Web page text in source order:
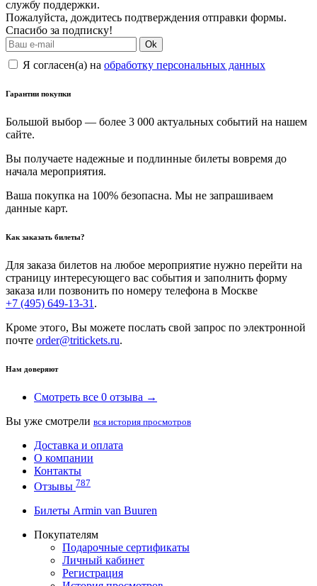
службу поддержки.
Пожалуйста, дождитесь подтверждения отправки формы.
Спасибо за подписку!
Ok
Я согласен(а) на обработку персональных данных
Гарантии покупки
Большой выбор — более 3 000 актуальных событий на нашем
сайте.
Вы получаете надежные и подлинные билеты вовремя до
начала мероприятия.
Ваша покупка на 100% безопасна. Мы не запрашиваем
данные карт.
Как заказать билеты?
Для заказа билетов на любое мероприятие нужно перейти на
страницу интересующего вас события и заполнить форму
заказа или позвонить по номеру телефона в Москве
+7 (495) 649-13-31 .
Кроме этого, Вы можете послать свой запрос по электронной
почте order@tritickets.ru.
Нам доверяют
Смотреть все 0 отзыва →
Вы уже смотрели вся история просмотров
Доставка и оплата
О компании
Контакты
Отзывы 787
Билеты Armin van Buuren
Покупателям
Подарочные сертификаты
Личный кабинет
Регистрация